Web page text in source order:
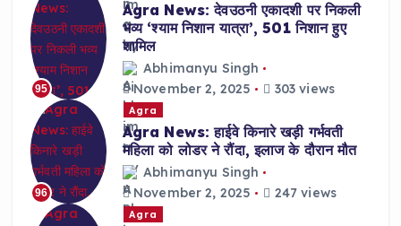
95
Agra News: देवउठनी एकादशी पर निकली
भव्य ‘श्याम निशान यात्रा’, 501 निशान हुए
शामिल
Abhimanyu Singh
November 2, 2025
303 views
96
Agra
Agra News: हाईवे किनारे खड़ी गर्भवती
महिला को लोडर ने रौंदा, इलाज के दौरान मौत
Abhimanyu Singh
November 2, 2025
247 views
Agra